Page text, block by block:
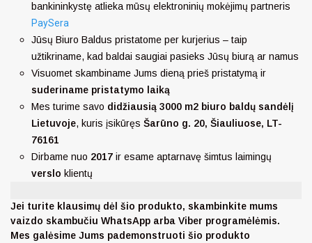
bankininkystę atlieka mūsų elektroninių mokėjimų partneris
PaySera
Jūsų Biuro Baldus pristatome per kurjerius – taip
užtikriname, kad baldai saugiai pasieks Jūsų biurą ar namus
Visuomet skambiname Jums dieną prieš pristatymą ir
suderiname pristatymo laiką
Mes turime savo didžiausią 3000 m2 biuro baldų sandėlį
Lietuvoje, kuris įsikūręs Šarūno g. 20, Šiauliuose, LT-
76161
Dirbame nuo 2017 ir esame aptarnavę šimtus laimingų
verslo klientų
Jei turite klausimų dėl šio produkto, skambinkite mums
vaizdo skambučiu WhatsApp arba Viber programėlėmis.
Mes galėsime Jums pademonstruoti šio produkto